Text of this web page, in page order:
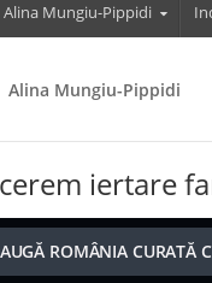
Alina Mungiu-Pippidi
Alina Mungiu-Pippidi
iertare
ROMÂNIA CURATĂ